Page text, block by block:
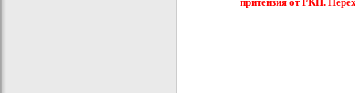
притензия от РКН.